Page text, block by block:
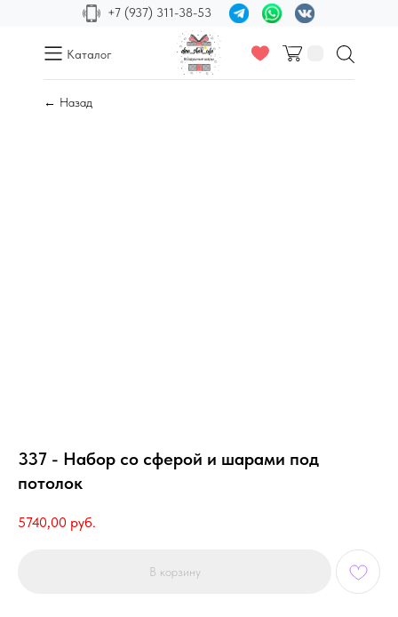
+7 (937) 311-38-53
Каталог
← Назад
337 - Набор со сферой и шарами под
потолок
5740,00 руб.
В корзину